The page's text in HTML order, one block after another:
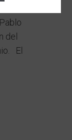
del
El